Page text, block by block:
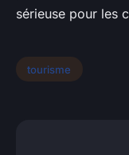
sérieuse pour les
tourisme